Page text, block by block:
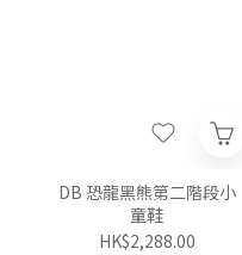
DB 恐龍黑熊第二階段小
童鞋
HK$2,288.00